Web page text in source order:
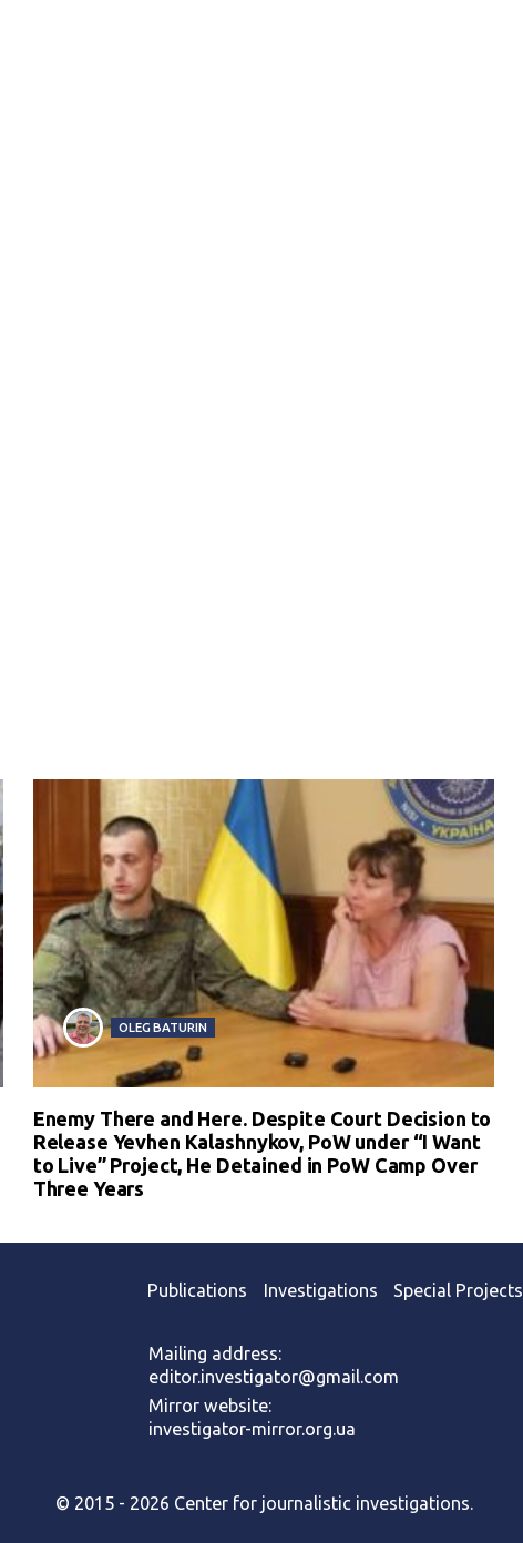
OLEG BATURIN
Enemy There and Here. Despite Court Decision to
Release Yevhen Kalashnykov, PoW under “I Want
to Live” Project, He Detained in PoW Camp Over
Three Years
Publications Investigations Special Projects
Mailing address:
editor.investigator@gmail.com
Mirror website:
investigator-mirror.org.ua
© 2015 - 2026 Center for journalistic investigations.